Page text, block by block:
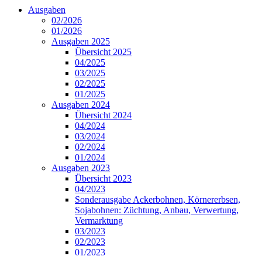
Ausgaben
02/2026
01/2026
Ausgaben 2025
Übersicht 2025
04/2025
03/2025
02/2025
01/2025
Ausgaben 2024
Übersicht 2024
04/2024
03/2024
02/2024
01/2024
Ausgaben 2023
Übersicht 2023
04/2023
Sonderausgabe Ackerbohnen, Körnererbsen,
Sojabohnen: Züchtung, Anbau, Verwertung,
Vermarktung
03/2023
02/2023
01/2023